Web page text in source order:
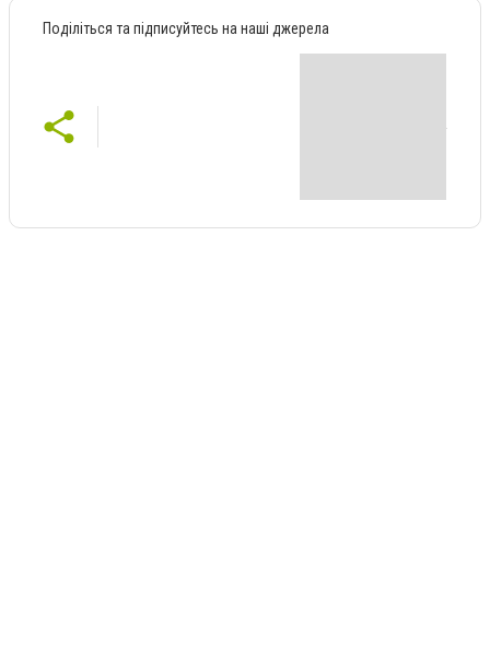
Поділіться та підписуйтесь на наші джерела